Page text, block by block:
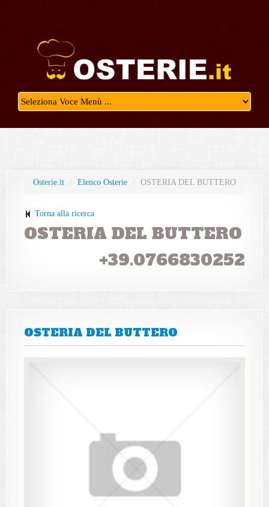
Osterie.it / Elenco Osterie / OSTERIA DEL BUTTERO
Torna alla ricerca
OSTERIA DEL BUTTERO
+39.0766830252
OSTERIA DEL BUTTERO